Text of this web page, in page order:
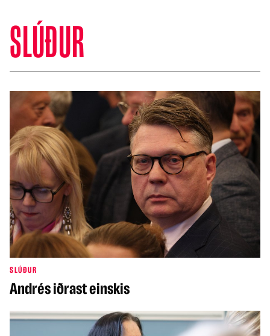
SLÚÐUR
SLÚÐUR
Andrés iðrast einskis